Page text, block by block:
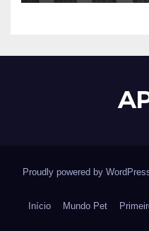
Proudly powered by
Início Mundo Pet